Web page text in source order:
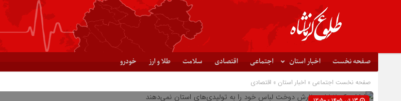
صفحه نخست اخبار استان اجتماعی اقتصادی سلامت طلا و ارز خودرو
صفحه نخست اجتماعی » اخبار استان » اقتصادی